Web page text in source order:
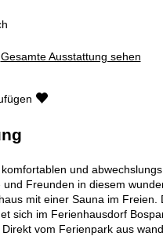
Gesamte Ausstattung sehen
und
und Freunden in diesem
mit einer Sauna im Freien.
sich im Ferienhausdorf
vom Ferienpark aus